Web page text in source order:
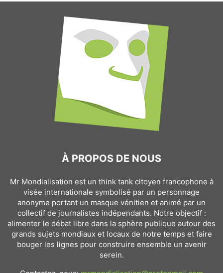
À PROPOS DE NOUS
Mr Mondialisation est un think tank citoyen francophone à
visée internationale symbolisé par un personnage
anonyme portant un masque vénitien et animé par un
collectif de journalistes indépendants. Notre objectif :
alimenter le débat libre dans la sphère publique autour des
grands sujets mondiaux et locaux de notre temps et faire
bouger les lignes pour construire ensemble un avenir
serein.